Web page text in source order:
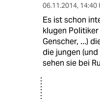
06.11.2014, 14:40
Es ist schon
klugen
Genscher, ...)
die jungen
sehen sie bei